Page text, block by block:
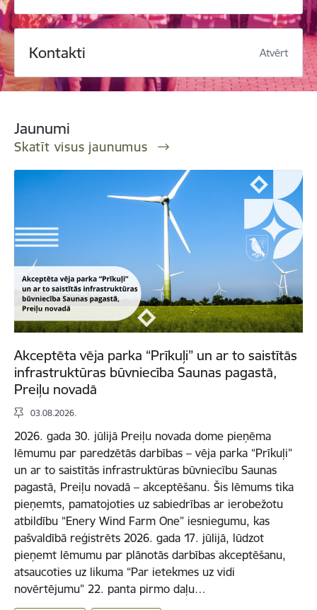
Kontakti Atvērt
Jaunumi
Skatīt visus jaunumus
Akceptēta vēja parka “Prīkuļi” un ar to saistītās
infrastruktūras būvniecība Saunas pagastā,
Preiļu novadā
03.08.2026.
2026. gada 30. jūlijā Preiļu novada dome pieņēma
lēmumu par paredzētās darbības – vēja parka “Prīkuļi”
un ar to saistītās infrastruktūras būvniecību Saunas
pagastā, Preiļu novadā – akceptēšanu. Šis lēmums tika
pieņemts, pamatojoties uz sabiedrības ar ierobežotu
atbildību “Enery Wind Farm One” iesniegumu, kas
pašvaldībā reģistrēts 2026. gada 17. jūlijā, lūdzot
pieņemt lēmumu par plānotās darbības akceptēšanu,
atsaucoties uz likuma “Par ietekmes uz vidi
novērtējumu” 22. panta pirmo daļu…